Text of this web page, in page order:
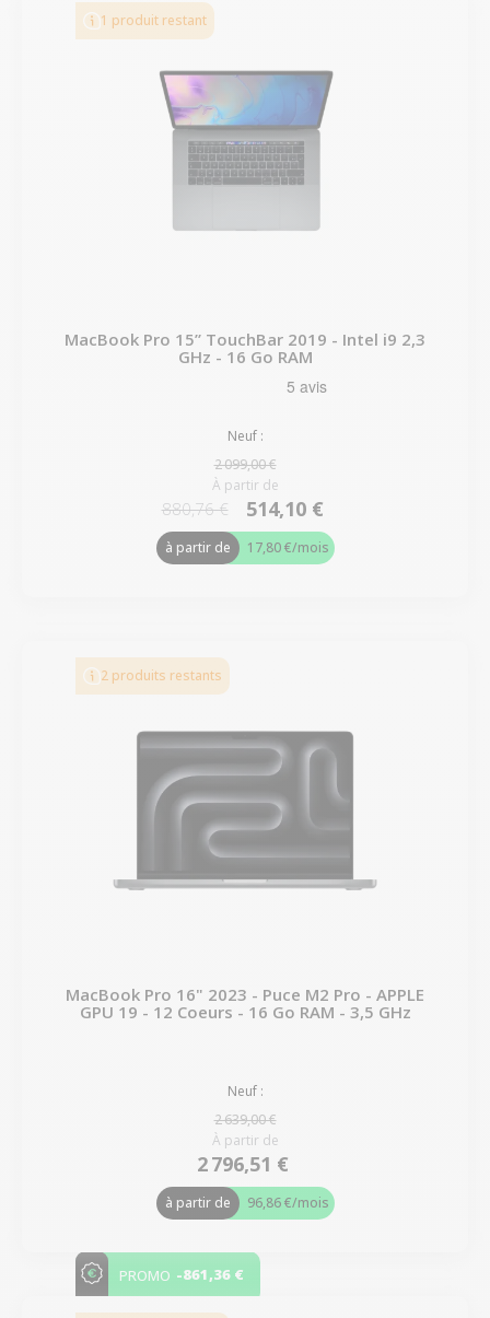
1 produit restant
MacBook Pro 15” TouchBar 2019 - Intel i9 2,3
GHz - 16 Go RAM
Neuf :
2 099,00 €
À partir de
880,76 € 514,10 €
à partir de 17,80 €/mois
2 produits restants
MacBook Pro 16" 2023 - Puce M2 Pro - APPLE
GPU 19 - 12 Coeurs - 16 Go RAM - 3,5 GHz
Neuf :
2 639,00 €
À partir de
2 796,51 €
à partir de 96,86 €/mois
PROMO -861,36 €